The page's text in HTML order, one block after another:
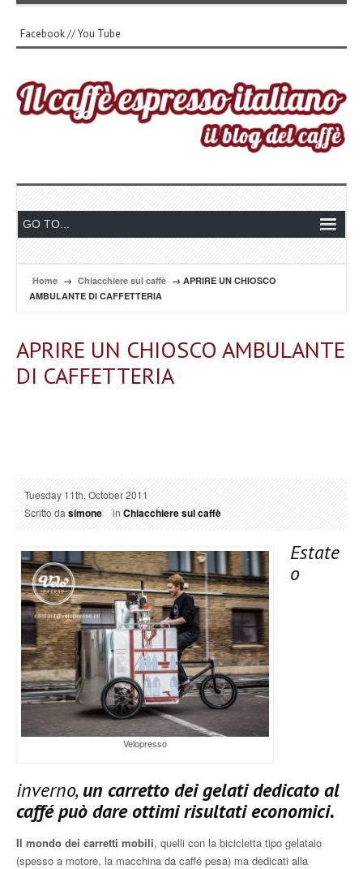
Facebook//You Tube
Home → Chiacchiere sul caffè → APRIRE UN CHIOSCO
AMBULANTE DI CAFFETTERIA
APRIRE UN CHIOSCO AMBULANTE
DI CAFFETTERIA
Tuesday 11th, October 2011
Scritto dasimone inChiacchiere sul caffè
Velopresso
Estate
o
inverno,un carretto dei gelati dedicato al
caffé può dare ottimi risultati economici.
Il mondo dei carretti mobili, quelli con la bicicletta tipo gelataio
(spesso a motore, la macchina da caffé pesa) ma dedicati alla